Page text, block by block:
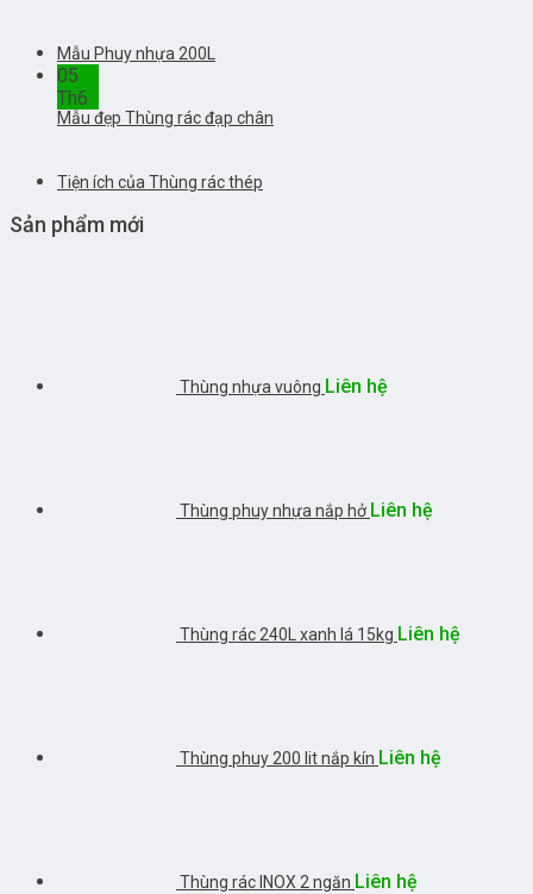
Mẫu Phuy nhựa 200L
05
Th6
Mẫu đẹp Thùng rác đạp chân
Tiện ích của Thùng rác thép
Sản phẩm mới
Thùng nhựa vuông Liên hệ
Thùng phuy nhựa nắp hở Liên hệ
Thùng rác 240L xanh lá 15kg Liên hệ
Thùng phuy 200 lit nắp kín Liên hệ
Thùng rác INOX 2 ngăn Liên hệ